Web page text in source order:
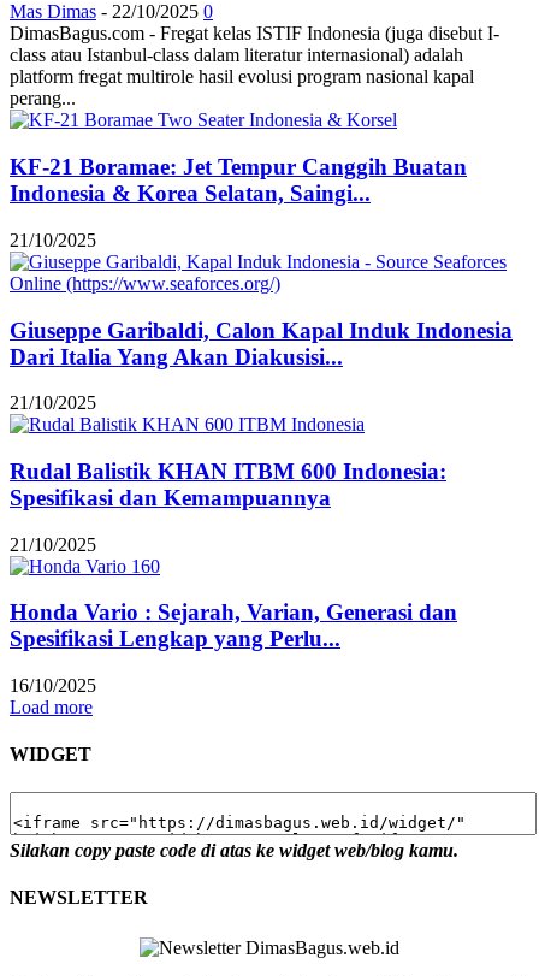
Mas Dimas - 22/10/2025 0
DimasBagus.com - Fregat kelas ISTIF Indonesia (juga disebut I-
class atau Istanbul-class dalam literatur internasional) adalah
platform fregat multirole hasil evolusi program nasional kapal
perang...
KF-21 Boramae: Jet Tempur Canggih Buatan
Indonesia & Korea Selatan, Saingi...
21/10/2025
Giuseppe Garibaldi, Calon Kapal Induk Indonesia
Dari Italia Yang Akan Diakusisi...
21/10/2025
Rudal Balistik KHAN ITBM 600 Indonesia:
Spesifikasi dan Kemampuannya
21/10/2025
Honda Vario : Sejarah, Varian, Generasi dan
Spesifikasi Lengkap yang Perlu...
16/10/2025
Load more
WIDGET
Silakan copy paste code di atas ke widget web/blog kamu.
NEWSLETTER